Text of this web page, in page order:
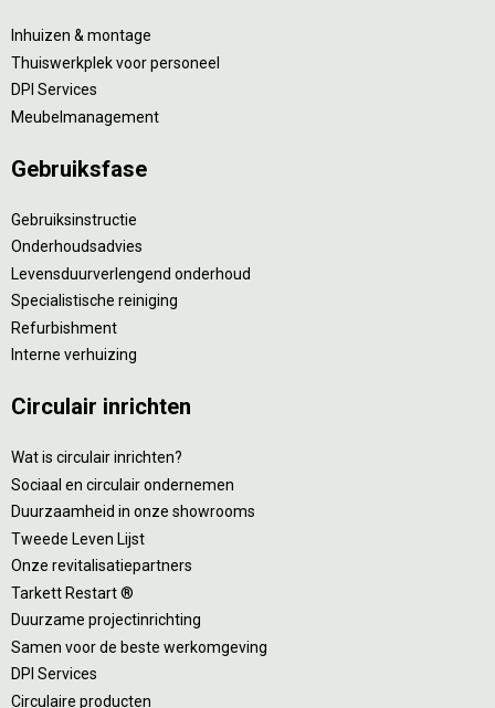
Inhuizen & montage
Thuiswerkplek voor personeel
DPI Services
Meubelmanagement
Gebruiksfase
Gebruiksinstructie
Onderhoudsadvies
Levensduurverlengend onderhoud
Specialistische reiniging
Refurbishment
Interne verhuizing
Circulair inrichten
Wat is circulair inrichten?
Sociaal en circulair ondernemen
Duurzaamheid in onze showrooms
Tweede Leven Lijst
Onze revitalisatiepartners
Tarkett Restart ®
Duurzame projectinrichting
Samen voor de beste werkomgeving
DPI Services
Circulaire producten